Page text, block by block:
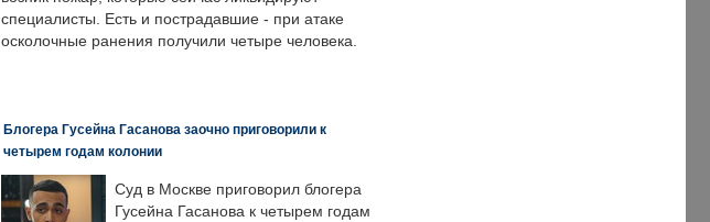
специалисты. Есть и пострадавшие - при атаке
осколочные ранения получили четыре человека.
Блогера Гусейна Гасанова заочно приговорили к
четырем годам колонии
Суд в Москве приговорил блогера
Гусейна Гасанова к четырем годам